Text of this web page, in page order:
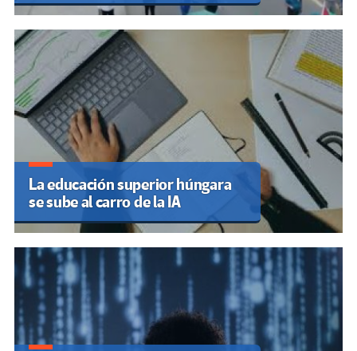
La educación superior húngara
se sube al carro de la IA